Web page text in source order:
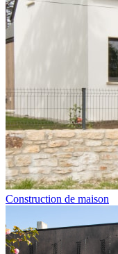
Construction de maison